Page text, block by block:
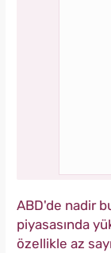
ABD'de nadir
piyasasında
özellikle az